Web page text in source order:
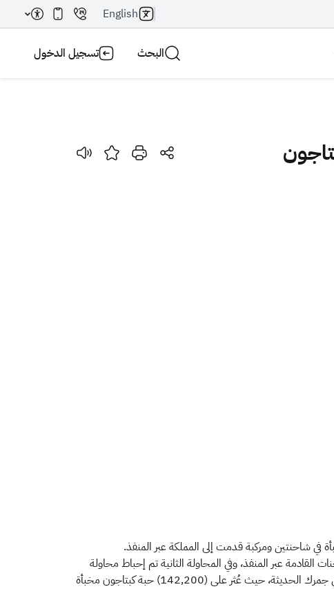
English
البحث تسجيل الدخول
متفرقة من إحدى الشاحنات القادمة عبر المنفذ، وفي المحاولة الثانية تم إحباط محاولة
تهريب (210,400) حبة كبتاجون عُثر عليها مخبأة بداخل الرديتر الخاص بتبريد مقطورة الشاحنة، في حين تم إحباط المحاولة الثالثة في جمرك الحديثة، حيث عُثر على (142,200) حبة كبتاجون مخبأة